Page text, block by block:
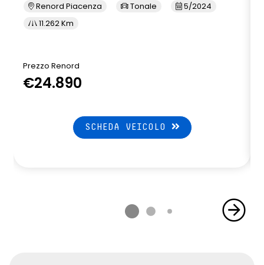
Renord Piacenza Tonale
5/2024
11.262 Km
Prezzo Renord
€24.890
SCHEDA VEICOLO